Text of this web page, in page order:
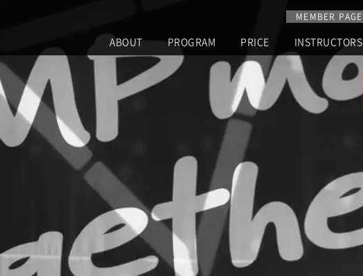
MEMBER PAGE
ABOUT PROGRAM PRICE INSTRUCTORS